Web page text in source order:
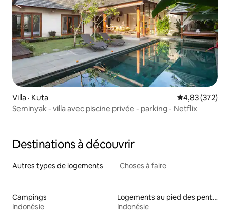
Villa · Kuta Note
4,83 (372)
Seminyak - villa avec piscine privée - parking - Netflix
Destinations à découvrir
Autres types de logements Choses à faire
Campings
Indonésie
Logements au pied des pentes à louer
Indonésie